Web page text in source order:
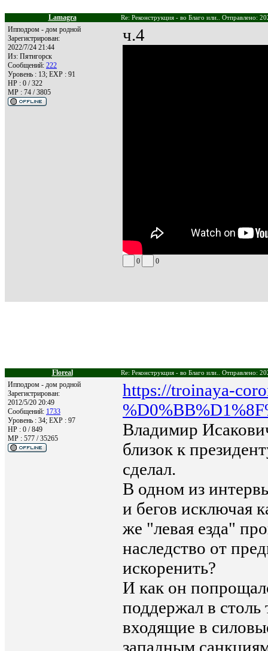
Lamagra Re: Реконструкция - во Благо или.. Отправлено:
Ипподром - дом родной
Зарегистрирован:
2022/7/24 21:44
Из: Пятигорск
Сообщений: 222
Уровень : 13; EXP : 91
HP : 0 / 322
MP : 74 / 3805
ч.4
0 0
Floreal Re: Реконструкция - во Благо или.. Отправлено:
Ипподром - дом родной
Зарегистрирован:
2012/5/20 20:49
Сообщений: 1733
Уровень : 34; EXP : 97
HP : 0 / 849
MP : 577 / 35265
https://troinaya-
Владимир
близок к
сделал.
В одном из
и бегов исключая
же "левая езда"
наследство от
искоренить?
И как он
поддержал в столь
входящие в
западным